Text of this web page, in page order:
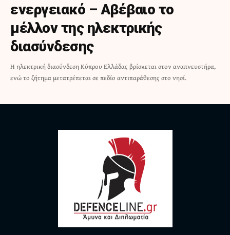
ενεργειακό – Αβέβαιο το
μέλλον της ηλεκτρικής
διασύνδεσης
Η ηλεκτρική διασύνδεση Κύπρου Ελλάδας βρίσκεται στον αναπνευστήρα,
ενώ το ζήτημα μετατρέπεται σε πεδίο αντιπαράθεσης στο νησί.